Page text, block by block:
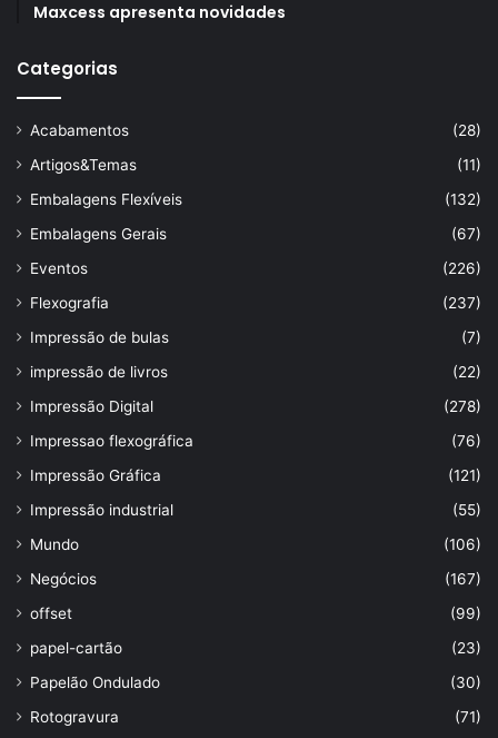
Maxcess apresenta novidades
Categorias
Acabamentos
(28)
Artigos&Temas
(11)
Embalagens Flexíveis
(132)
Embalagens Gerais
(67)
Eventos
(226)
Flexografia
(237)
Impressão de bulas
(7)
impressão de livros
(22)
Impressão Digital
(278)
Impressao flexográfica
(76)
Impressão Gráfica
(121)
Impressão industrial
(55)
Mundo
(106)
Negócios
(167)
offset
(99)
papel-cartão
(23)
Papelão Ondulado
(30)
Rotogravura
(71)